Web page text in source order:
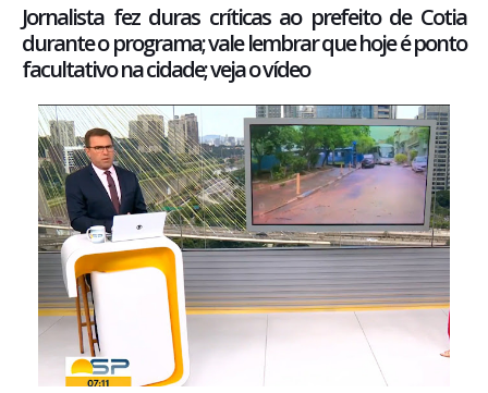
Jornalista fez duras críticas ao prefeito de Cotia
durante o programa; vale lembrar que hoje é ponto
facultativo na cidade; veja o vídeo